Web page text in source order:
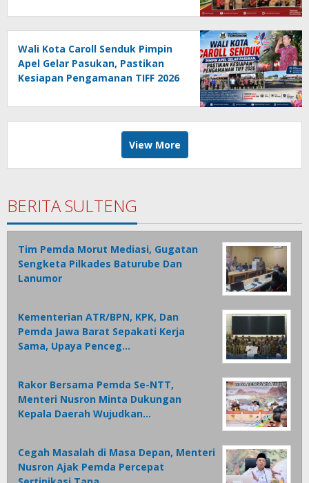
Wali Kota Caroll Senduk Pimpin
Apel Gelar Pasukan, Pastikan
Kesiapan Pengamanan TIFF 2026
View More
BERITA SULTENG
Tim Pemda Morut Mediasi, Gugatan
Sengketa Pilkades Baturube Dan
Lanumor
Kementerian ATR/BPN, KPK, Dan
Pemda Jawa Barat Sepakati Kerja
Sama, Upaya Penceg…
Rakor Bersama Pemda Se-NTT,
Menteri Nusron Minta Dukungan
Kepala Daerah Wujudkan…
Cegah Masalah di Masa Depan, Menteri
Nusron Ajak Pemda Percepat